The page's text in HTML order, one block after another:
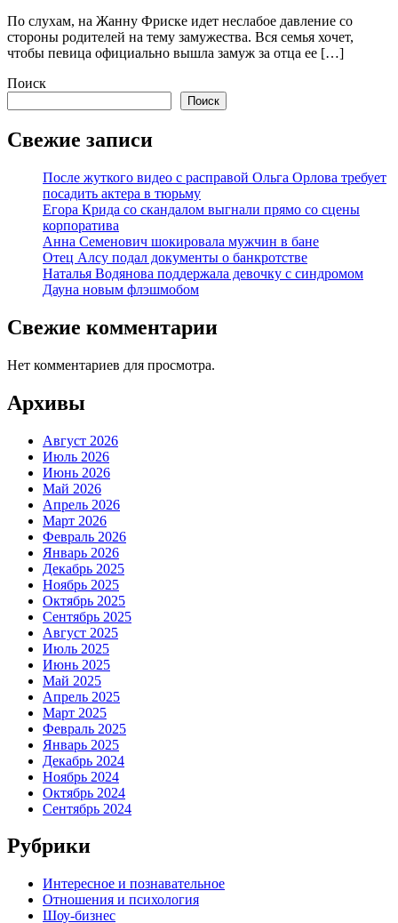
По слухам, на Жанну Фриске идет неслабое давление со
стороны родителей на тему замужества. Вся семья хочет,
чтобы певица официально вышла замуж за отца ее […]
Поиск
Поиск
Свежие записи
После жуткого видео с расправой Ольга Орлова требует
посадить актера в тюрьму
Егора Крида со скандалом выгнали прямо со сцены
корпоратива
Анна Семенович шокировала мужчин в бане
Отец Алсу подал документы о банкротстве
Наталья Водянова поддержала девочку с синдромом
Дауна новым флэшмобом
Свежие комментарии
Нет комментариев для просмотра.
Архивы
Август 2026
Июль 2026
Июнь 2026
Май 2026
Апрель 2026
Март 2026
Февраль 2026
Январь 2026
Декабрь 2025
Ноябрь 2025
Октябрь 2025
Сентябрь 2025
Август 2025
Июль 2025
Июнь 2025
Май 2025
Апрель 2025
Март 2025
Февраль 2025
Январь 2025
Декабрь 2024
Ноябрь 2024
Октябрь 2024
Сентябрь 2024
Рубрики
Интересное и познавательное
Отношения и психология
Шоу-бизнес